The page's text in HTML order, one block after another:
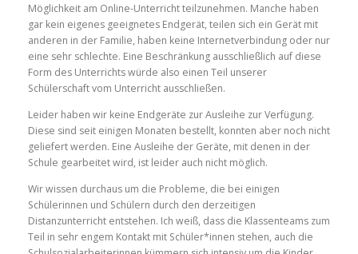
Möglichkeit am Online-Unterricht teilzunehmen. Manche haben
gar kein eigenes geeignetes Endgerät, teilen sich ein Gerät mit
anderen in der Familie, haben keine Internetverbindung oder nur
eine sehr schlechte. Eine Beschränkung ausschließlich auf diese
Form des Unterrichts würde also einen Teil unserer
Schülerschaft vom Unterricht ausschließen.
Leider haben wir keine Endgeräte zur Ausleihe zur Verfügung.
Diese sind seit einigen Monaten bestellt, konnten aber noch nicht
geliefertwerden. Eine Ausleihe der Geräte, mit denen in der
Schule gearbeitet wird, ist leider auch nicht möglich.
Wir wissen durchaus um die Probleme, die bei einigen
Schülerinnen und Schülern durch den derzeitigen
Distanzunterricht entstehen. Ich weiß, dass die Klassenteams zum
Teil in sehr engem Kontakt mit Schüler*innen stehen, auch die